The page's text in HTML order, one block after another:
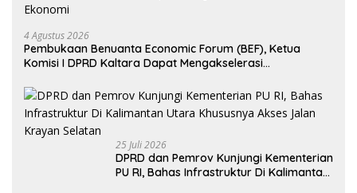
4 Agustus 2026
Pembukaan Benuanta Economic Forum (BEF), Ketua
Komisi I DPRD Kaltara Dapat Mengakselerasi
25 Juli 2026
DPRD dan Pemrov Kunjungi Kementerian
PU RI, Bahas Infrastruktur Di Kalimantan